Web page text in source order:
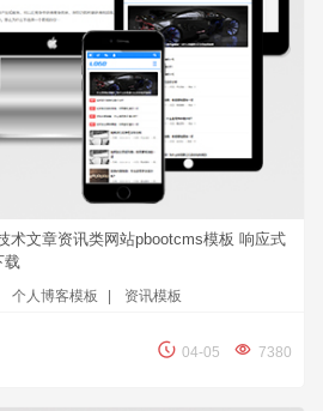
术文章资讯类网站pbootcms模板 响应式
载
个人博客模板 资讯模板
04-05 7380